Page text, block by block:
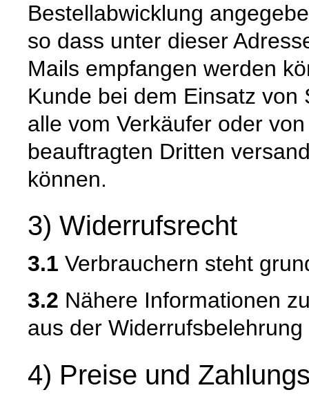
Bestellabwicklung
so dass unter dieser
Mails empfangen werden
Kunde bei dem Einsatz
alle vom Verkäufer oder
beauftragten Dritten
können.
3) Widerrufsrecht
3.1 Verbrauchern steht
3.2 Nähere Informationen
aus der
4) Preise und